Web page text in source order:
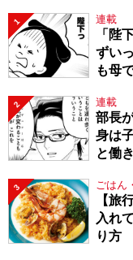
1 連載
「陛
ずい
も母
2 連載
部長
身は
と働
3 ごはん
【旅
入れ
り方